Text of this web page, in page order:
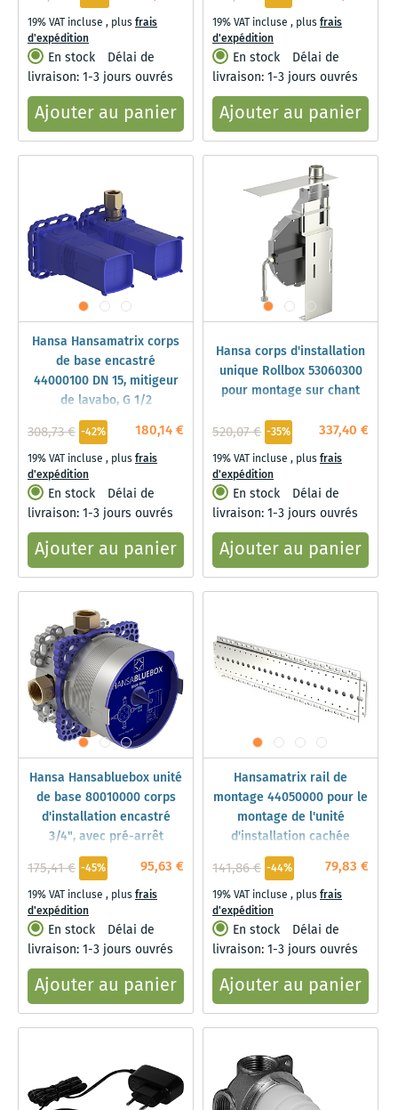
19% VAT incluse , plusfrais
d'expédition
En stock
Délai de
livraison: 1-3 jours ouvrés
Ajouter au panier
19% VAT incluse , plusfrais
d'expédition
En stock
Délai de
livraison: 1-3 jours ouvrés
Ajouter au panier
Hansa Hansamatrix corps
de base encastré
44000100 DN 15, mitigeur
de lavabo, G 1/2
180,14 €
308,73 € -42%
19% VAT incluse , plusfrais
d'expédition
En stock
Délai de
livraison: 1-3 jours ouvrés
Ajouter au panier
Hansa corps d'installation
unique Rollbox 53060300
pour montage sur chant
337,40 €
520,07 € -35%
19% VAT incluse , plusfrais
d'expédition
En stock
Délai de
livraison: 1-3 jours ouvrés
Ajouter au panier
Hansa Hansabluebox unité
de base 80010000 corps
d'installation encastré
3/4", avec pré-arrêt
95,63 €
175,41 € -45%
19% VAT incluse , plusfrais
d'expédition
En stock
Délai de
livraison: 1-3 jours ouvrés
Ajouter au panier
Hansamatrix rail de
montage 44050000 pour le
montage de l'unité
d'installation cachée
79,83 €
141,86 € -44%
19% VAT incluse , plusfrais
d'expédition
En stock
Délai de
livraison: 1-3 jours ouvrés
Ajouter au panier